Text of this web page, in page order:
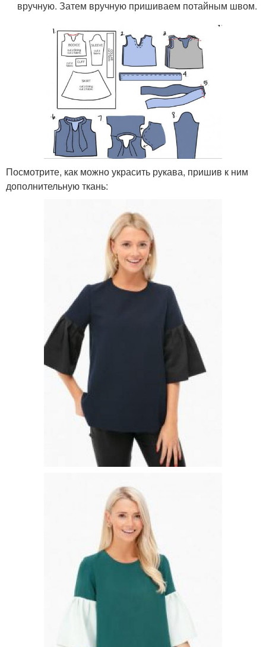
вручную. Затем вручную пришиваем потайным швом.
Посмотрите, как можно украсить рукава, пришив к ним
дополнительную ткань: